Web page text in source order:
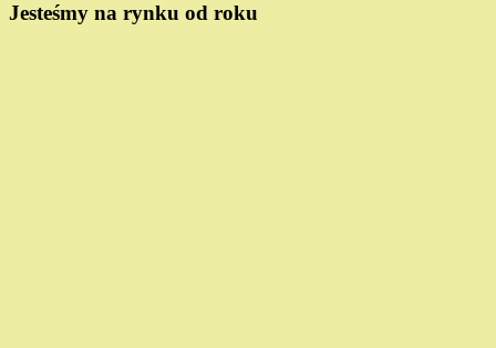
Jesteśmy na rynku od roku